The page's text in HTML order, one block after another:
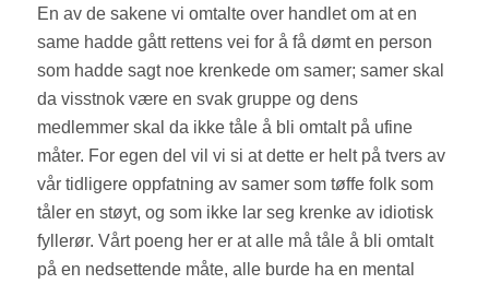
En av de sakene vi omtalte over handlet om at en
same hadde gått rettens vei for å få dømt en person
som hadde sagt noe krenkede om samer; samer skal
da visstnok være en svak gruppe og dens
medlemmer skal da ikke tåle å bli omtalt på ufine
måter. For egen del vil vi si at dette er helt på tvers av
vår tidligere oppfatning av samer som tøffe folk som
tåler en støyt, og som ikke lar seg krenke av idiotisk
fyllerør. Vårt poeng her er at alle må tåle å bli omtalt
på en nedsettende måte, alle burde ha en mental